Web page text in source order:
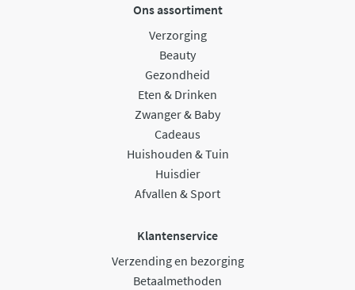
Ons assortiment
Verzorging
Beauty
Gezondheid
Eten & Drinken
Zwanger & Baby
Cadeaus
Huishouden & Tuin
Huisdier
Afvallen & Sport
Klantenservice
Verzending en bezorging
Betaalmethoden